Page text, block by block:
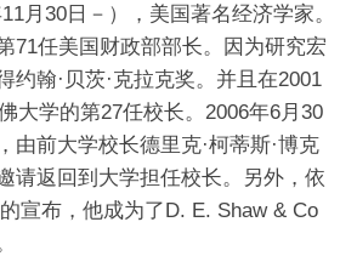
月30日－），美国著名经济学家。
71任美国财政部部长。因为研究宏
约翰·贝茨·克拉克奖。并且在2001
大学的第27任校长。2006年6月30
由前大学校长德里克·柯蒂斯·博克
请返回到大学担任校长。另外，依
宣布，他成为了D. E. Shaw & Co